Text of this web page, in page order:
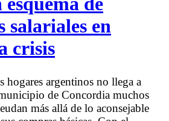
salariales en
crisis
hogares argentinos no llega a
de Concordia muchos
más allá de lo aconsejable